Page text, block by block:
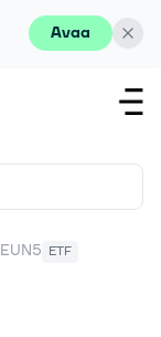
Avaa
EUN5 ETF